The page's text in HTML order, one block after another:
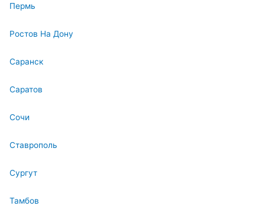
Пермь
Ростов На Дону
Саранск
Саратов
Сочи
Ставрополь
Сургут
Тамбов